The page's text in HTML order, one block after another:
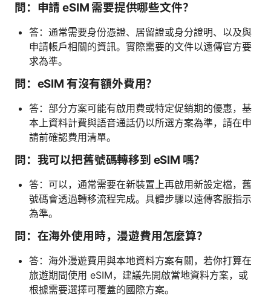
問：申請 eSIM 需要提供哪些文件？
答：通常需要身份憑證、居留證或身分證明、以及與
申請帳戶相關的資訊。實際需要的文件以遠傳官方要
求為準。
問：eSIM 有沒有額外費用？
答：部分方案可能有啟用費或特定促銷期的優惠，基
本上資料計費與語音通話仍以所選方案為準，請在申
請前確認費用清單。
問：我可以把舊號碼轉移到 eSIM 嗎？
答：可以，通常需要在新裝置上再啟用新設定檔，舊
號碼會透過轉移流程完成。具體步驟以遠傳客服指示
為準。
問：在海外使用時，漫遊費用怎麼算？
答：海外漫遊費用與本地資料方案有關，若你打算在
旅遊期間使用 eSIM，建議先開啟當地資料方案，或
根據需要選擇可覆蓋的國際方案。